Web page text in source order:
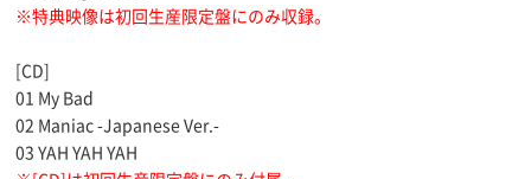
※特典映像は初回生産限定盤にのみ収録。
[CD]
01 My Bad
02 Maniac -Japanese Ver.-
03 YAH YAH YAH